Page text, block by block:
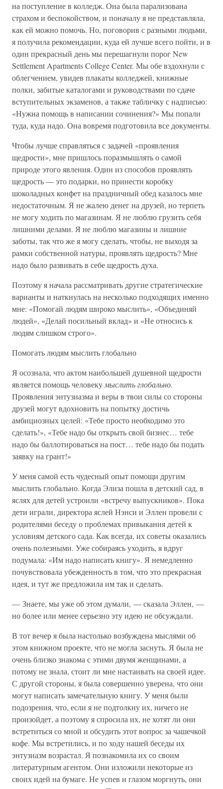
на поступление в колледж. Она была парализована
страхом и беспокойством, и поначалу я не представляла,
как ей можно помочь. Но, поговорив с разными людьми,
я получила рекомендации, куда ей лучше всего пойти, и в
один прекрасный день мы перешагнули порог New
Settlement Apartments College Center. Мы обе вздохнули с
облегчением, увидев плакаты колледжей, книжные
полки, забитые каталогами и руководствами по сдаче
вступительных экзаменов, а также табличку с надписью:
«Нужна помощь в написании сочинения?» Мы попали
туда, куда надо. Она вовремя подготовила все документы.
Чтобы лучше справляться с задачей «проявления
щедрости», мне пришлось поразмышлять о самой
природе этого явления. Один из способов проявлять
щедрость — это подарки, но принести коробку
шоколадных конфет на праздничный обед казалось мне
недостаточным. Я не жалею денег на друзей, но терпеть
не могу ходить по магазинам. Я не люблю грузить себя
лишними делами. Я не люблю магазины и лишние
заботы, так что же я могу сделать, чтобы, не выходя за
рамки собственной натуры, проявлять щедрость? Мне
надо было развивать в себе щедрость духа.
Поэтому я начала рассматривать другие стратегические
варианты и наткнулась на несколько подходящих именно
мне: «Помогай людям широко мыслить», «Объединяй
людей», «Делай посильный вклад» и «Не относись к
людям слишком строго».
Помогать людям мыслить глобально
Я осознала, что актом наибольшей душевной щедрости
является помощь человеку мыслить глобально.
Проявления энтузиазма и веры в твои силы со стороны
друзей могут вдохновить на попытку достичь
амбициозных целей: «Тебе просто необходимо это
сделать!», «Тебе надо бы открыть свой бизнес… тебе
надо бы баллотироваться на пост… тебе надо бы подать
заявку на грант!»
У меня самой есть чудесный опыт помощи другим
мыслить глобально. Когда Элиза пошла в детский сад, в
яслях для детей устроили «встречу выпускников». Пока
дети играли, директора яслей Нэнси и Эллен провели с
родителями беседу о проблемах привыкания детей к
условиям детского сада. Как всегда, их советы оказались
очень полезными. Уже собираясь уходить, я вдруг
подумала: «Им надо написать книгу». Я немедленно
почувствовала убежденность в том, что это прекрасная
идея, и тут же предложила им так и сделать.
— Знаете, мы уже об этом думали, — сказала Эллен, —
но более или менее серьезно эту идею не обсуждали.
В тот вечер я была настолько возбуждена мыслями об
этом книжном проекте, что не могла заснуть. Я была не
очень близко знакома с этими двумя женщинами, а
потому не знала, стоит ли мне настаивать на своей идее.
С другой стороны, я была совершенно уверена, что они
могут написать замечательную книгу. У меня были
подозрения, что, если я не подтолкну их, ничего не
произойдет, а поэтому я спросила их, не хотят ли они
встретиться со мной и обсудить этот вопрос за чашечкой
кофе. Мы встретились, и по ходу нашей беседы их
энтузиазм возрастал. Я познакомила их со своим
литературным агентом. Они изложили некоторые из
своих идей на бумаге. Не успев и глазом моргнуть, они